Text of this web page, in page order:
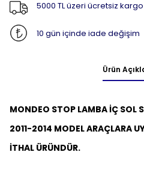
5000 TL üzeri ücretsiz kargo
10 gün içinde iade değişim
Ürün
MONDEO STOP LAMBA İÇ SOL
2011-2014 MODEL ARAÇLARA
İTHAL ÜRÜNDÜR.